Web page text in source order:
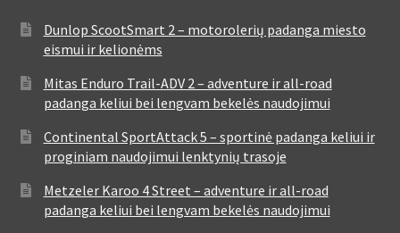
Dunlop ScootSmart 2 – motorolerių padanga miesto
eismui ir kelionėms
Mitas Enduro Trail-ADV 2 – adventure ir all-road
padanga keliui bei lengvam bekelės naudojimui
Continental SportAttack 5 – sportinė padanga keliui ir
proginiam naudojimui lenktynių trasoje
Metzeler Karoo 4 Street – adventure ir all-road
padanga keliui bei lengvam bekelės naudojimui